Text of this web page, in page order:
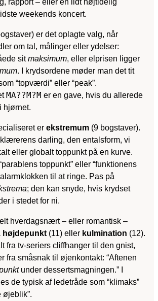
rapport – eller en lidt højtidelig
weekends koncert.
er det oplagte valg, når
om tal, målinger eller ydelser:
sitmaksimum, eller elprisen ligger
. I krydsordene møder man det tit
“topværdi” eller “peak”.
MA??M?M er en gave, hvis du allerede
hjørnet.
er ekstremum (9 bogstaver).
darling, den entalsform, vi
eller globalt toppunkt på en kurve.
toppunkt” eller “funktionens
til at ringe. Pas på
; den kan snyde, hvis krydset
i stedet for ni.
hverdagsnært – eller romantisk –
højdepunkt (11) eller kulmination (12).
fra tv-seriers cliffhanger til den gnist,
fra småsnak til øjenkontakt: “Aftenen
under dessert­smagningen.” I
de typisk af ledetråde som “klimaks”
øjeblik”.